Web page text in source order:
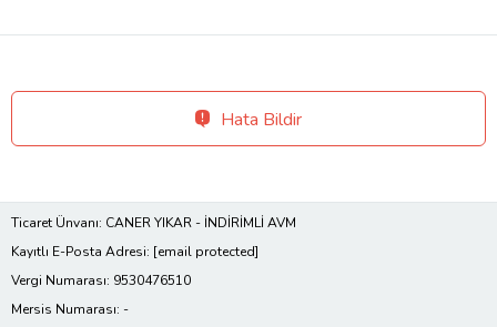
Hata Bildir
Ticaret Ünvanı: CANER YIKAR - İNDİRİMLİ AVM
Kayıtlı E-Posta Adresi: [email protected]
Vergi Numarası: 9530476510
Mersis Numarası: -